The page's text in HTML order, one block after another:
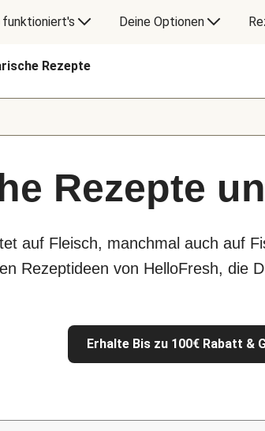
funktioniert's Deine Optionen
Rezepte
Rezepte
auf Fleisch, manchmal auch auf
Rezeptideen von HelloFresh, die
Erhalte Bis zu 100€ Rabatt &